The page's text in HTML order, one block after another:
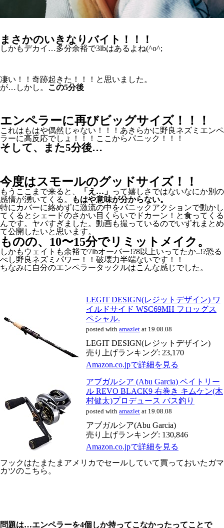
まさかのいきなりバイト！！！
しかもデカイ…多分余裕で3lbはあるよね(^o^;
凄い！！奇跡起きた！！！と思いました。
が…しかし。 この5分後
エンペラーに再びビッグサイズ！！！
これはもはや偶然じゃない！！！あきらかに野良ネズミエンペ
ラーに高反応でしょ！！！ここからパニック！！！
そして、また5分後…
今度はスモールのグッドサイズ！！
もうここまで来ると、 「え…」 って嬉しさではないなにか別の
感情が湧いてくる。
もはや意味が分からない。
特にカバーに絡めずに激流の中をパニックアクションで動かし
てくるとシェードのさかい目くらいでドカーン！と食ってくる
んです。ヤバすぎました。動画も撮っているのでいずれまとめ
て公開したいと思います。
ものの、10〜15分でリミットメイク。
しかもウェイトも余裕で7lbオーバー!?8以上いってたか..!?恐る
べし野良ネズミパワー！！破壊力半端ないです！！
ちなみに自分のエンペラータックルはこんな感じでした。
LEGIT DESIGN(レジットデザイン) ワ
イルドサイド WSC69MH フロッグス
ペシャル.
posted with amazlet at 19.08.08
LEGIT DESIGN(レジットデザイン)
売り上げランキング: 23,170
Amazon.co.jpで詳細を見る
アブガルシア (Abu Garcia) ベイトリー
ル REVO BLACK9 右巻き キムケン(木
村健太)プロデュース バス釣り
posted with amazlet at 19.08.08
アブガルシア(Abu Garcia)
売り上げランキング: 130,846
Amazon.co.jpで詳細を見る
フックはたまたまアメリカでセールしていて買っておいたガマ
カツのこちら。
問題は…エンペラーを4個しか持ってこなかったってことで